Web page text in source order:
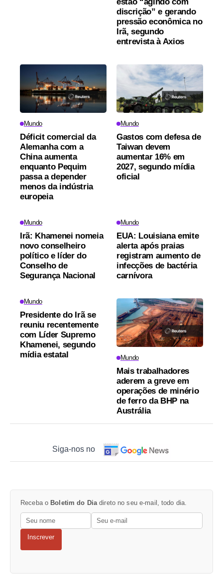
estão “agindo com
discrição” e gerando
pressão econômica no
Irã, segundo
entrevista à Axios
Mundo
Déficit comercial da
Alemanha com a
China aumenta
enquanto Pequim
passa a depender
menos da indústria
europeia
Mundo
Gastos com defesa de
Taiwan devem
aumentar 16% em
2027, segundo mídia
oficial
Mundo
Irã: Khamenei nomeia
novo conselheiro
político e líder do
Conselho de
Segurança Nacional
Mundo
EUA: Louisiana emite
alerta após praias
registram aumento de
infecções de bactéria
carnívora
Mundo
Presidente do Irã se
reuniu recentemente
com Líder Supremo
Khamenei, segundo
mídia estatal
Mundo
Mais trabalhadores
aderem a greve em
operações de minério
de ferro da BHP na
Austrália
Siga-nos no
Receba o Boletim do Diadireto no seu e-mail, todo dia.
Inscrever